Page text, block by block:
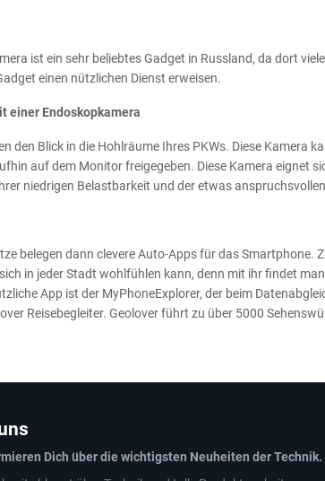
ist ein sehr beliebtes Gadget in Russland, da dort
einen nützlichen Dienst erweisen.
einer Endoskopkamera
den Blick in die Hohlräume Ihres PKWs. Diese Kamera
auf dem Monitor freigegeben. Diese Kamera eignet
niedrigen Belastbarkeit und der etwas
belegen dann clevere Auto-Apps für das Smartphone.
in jeder Stadt wohlfühlen kann, denn mit ihr findet
App ist der MyPhoneExplorer, der beim
Reisebegleiter. Geolover führt zu über 5000
Dich über die wichtigsten Neuheiten der Technik.